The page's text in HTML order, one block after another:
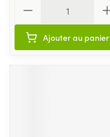
Ajouter au panier